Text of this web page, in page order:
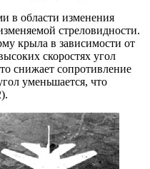
в области изменения
стреловидности.
крыла в зависимости от
скоростях угол
снижает сопротивление
уменьшается, что